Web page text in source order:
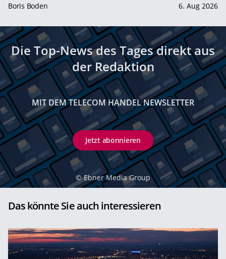
Boris Boden 6. Aug 2026
Die Top-News des Tages direkt aus
der Redaktion
MIT DEM TELECOM HANDEL NEWSLETTER
Jetzt abonnieren
© Ebner Media Group
Das könnte Sie auch interessieren